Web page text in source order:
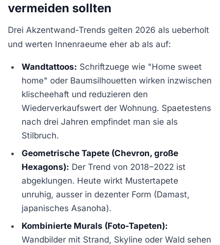
vermeiden sollten
Drei Akzentwand-Trends gelten 2026 als ueberholt
und werten Innenraeume eher ab als auf:
Wandtattoos: Schriftzuege wie "Home sweet
home" oder Baumsilhouetten wirken inzwischen
klischeehaft und reduzieren den
Wiederverkaufswert der Wohnung. Spaetestens
nach drei Jahren empfindet man sie als
Stilbruch.
Geometrische Tapete (Chevron, große
Hexagons): Der Trend von 2018–2022 ist
abgeklungen. Heute wirkt Mustertapete
unruhig, ausser in dezenter Form (Damast,
japanisches Asanoha).
Kombinierte Murals (Foto-Tapeten):
Wandbilder mit Strand, Skyline oder Wald sehen